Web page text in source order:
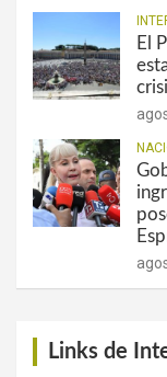
El
Links de